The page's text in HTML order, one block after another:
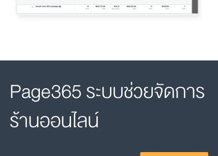
Page365 ระบบช่วยจัดการ
ร้านออนไลน์